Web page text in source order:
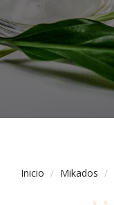
Inicio Mikados